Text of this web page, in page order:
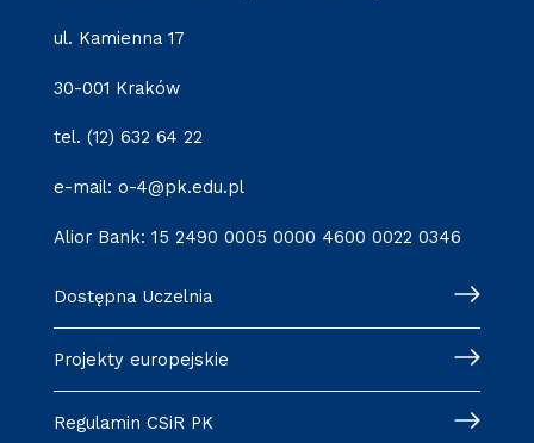
ul. Kamienna 17
30-001 Kraków
tel. (12) 632 64 22
e-mail: o-4@pk.edu.pl
Alior Bank: 15 2490 0005 0000 4600 0022 0346
Dostępna Uczelnia
Projekty europejskie
Regulamin CSiR PK